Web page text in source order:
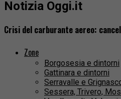
Notizia Oggi.it
Crisi del carburante aereo:
Zone
Borgosesia e dintorni
Gattinara e dintorni
Serravalle e
Sessera, Trivero,